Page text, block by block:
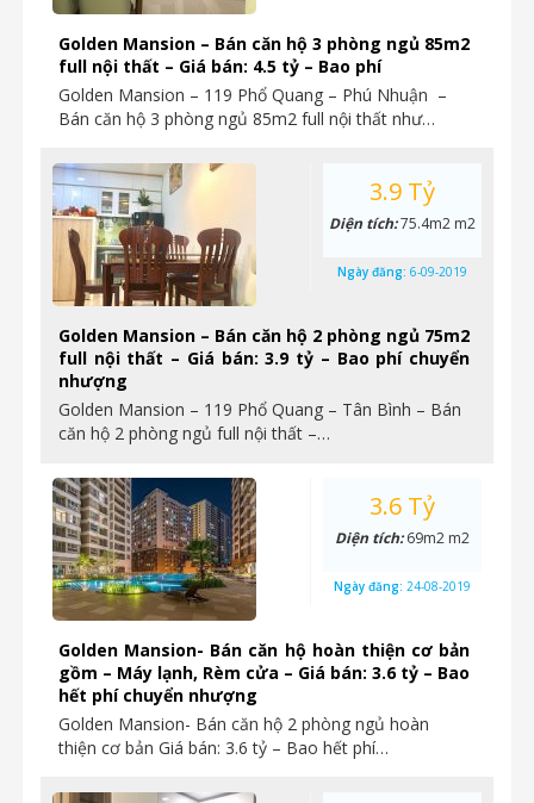
Golden Mansion – Bán căn hộ 3 phòng ngủ 85m2
full nội thất – Giá bán: 4.5 tỷ – Bao phí
Golden Mansion – 119 Phổ Quang – Phú Nhuận –
Bán căn hộ 3 phòng ngủ 85m2 full nội thất như…
Golden Mansion – Bán căn hộ 2 phòng ngủ 75m2
full nội thất – Giá bán: 3.9 tỷ – Bao phí chuyển
nhượng
Golden Mansion – 119 Phổ Quang – Tân Bình – Bán
căn hộ 2 phòng ngủ full nội thất –…
3.9 Tỷ
Diện tích:75.4m2 m2
Ngày đăng: 6-09-2019
Golden Mansion- Bán căn hộ hoàn thiện cơ bản
gồm – Máy lạnh, Rèm cửa – Giá bán: 3.6 tỷ – Bao
hết phí chuyển nhượng
Golden Mansion- Bán căn hộ 2 phòng ngủ hoàn
thiện cơ bản Giá bán: 3.6 tỷ – Bao hết phí…
3.6 Tỷ
Diện tích:69m2 m2
Ngày đăng: 24-08-2019